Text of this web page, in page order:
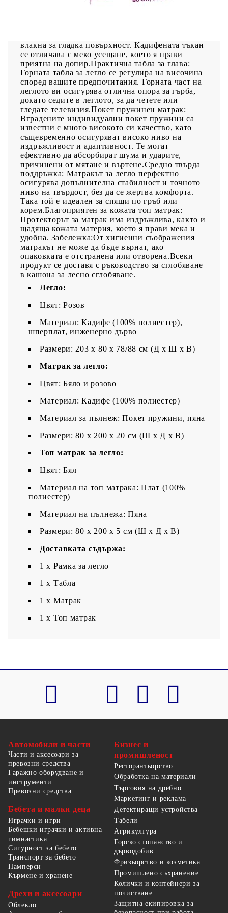
влакна за гладка повърхност. Кадифената тъкан
се отличава с меко усещане, което я прави
приятна на допир.Практична табла за глава:
Горната табла за легло се регулира на височина
според вашите предпочитания. Горната част на
леглото ви осигурява отлична опора за гърба,
докато седите в леглото, за да четете или
гледате телевизия.Покет пружинен матрак:
Вградените индивидуални покет пружини са
известни с много високото си качество, като
същевременно осигуряват високо ниво на
издръжливост и адаптивност. Те могат
ефективно да абсорбират шума и ударите,
причинени от мятане и въртене.Средно твърда
поддръжка: Матракът за легло перфектно
осигурява допълнителна стабилност и точното
ниво на твърдост, без да се жертва комфорта.
Така той е идеален за спящи по гръб или
корем.Благоприятен за кожата топ матрак:
Протекторът за матрак има издръжлива, както и
щадяща кожата материя, което я прави мека и
удобна. Забележка:От хигиенни съображения
матракът не може да бъде върнат, ако
опаковката е отстранена или отворена.Всеки
продукт се доставя с ръководство за сглобяване
в кашона за лесно сглобяване.
Легло:
Цвят: Розов
Материал: Кадифе (100% полиестер),
шперплат, инженерно дърво
Размери: 203 x 80 x 78/88 см (Д x Ш x В)
Матрак за легло:
Цвят: Бяло и розово
Материал: Кадифе (100% полиестер)
Материал за пълнеж: Покет пружини, пяна
Размери: 80 x 200 x 20 см (Ш x Д x В)
Топ матрак за легло:
Цвят: Бял
Материал на топ матрака: Плат (100%
полиестер)
Материал на пълнежа: Пяна
Размери: 80 x 200 x 5 см (Ш x Д x В)
Доставката съдържа:
1 x Рамка за легло
1 x Табла
1 x Матрак
1 х Топ матрак
Автомобили и части
Части и аксесоари за
превозни средства
Гаражно оборудване и
инструменти
Превозни средства
Бебета и малки деца
Играчки и игри
Бебешки играчки и активна
гимнастика
Сигурност за бебето
Транспорт за бебето
Памперси
Кърмене и хранене
Дрехи и аксесоари
Облекло
Бизнес и
промишленост
Ресторантьорство
Обработка на материали
Търговия на дребно
Маркетинг и реклама
Детектиращи устройства
Табели
Агрикултура
Горско стопанство и
дърводобив
Фризьорство и козметика
Промишлено съхранение
Колички и контейнери за
почистване
Защитна екипировка за